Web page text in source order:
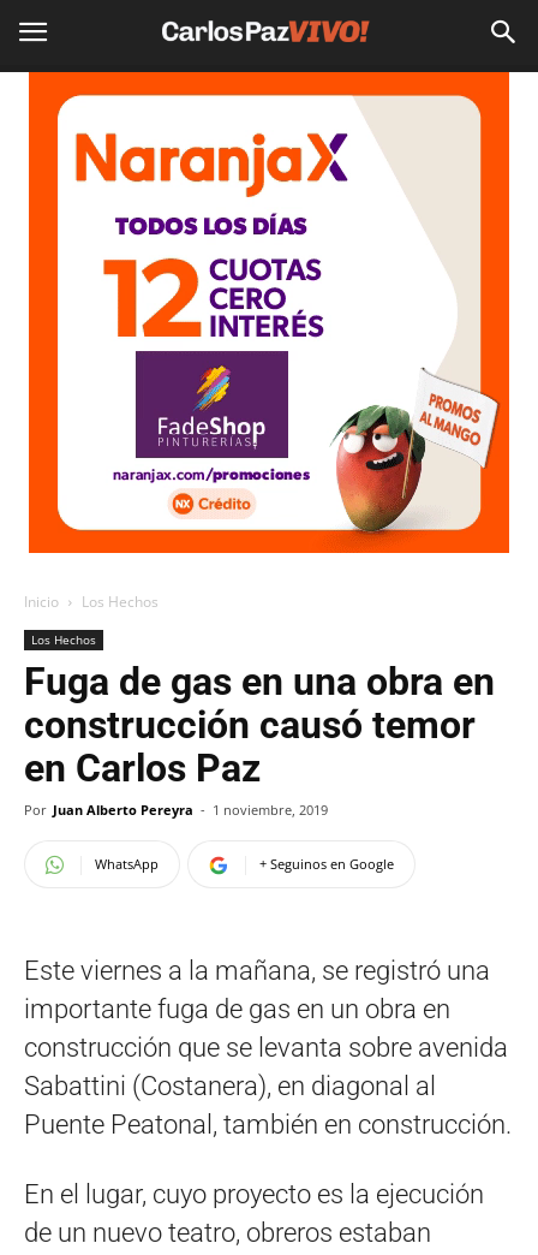
Inicio Los Hechos
Los Hechos
Fuga de gas en una obra en
construcción causó temor
en Carlos Paz
Por Juan Alberto Pereyra - 1 noviembre, 2019
WhatsApp + Seguinos en Google
Este viernes a la mañana, se registró una
importante fuga de gas en un obra en
construcción que se levanta sobre avenida
Sabattini (Costanera), en diagonal al
Puente Peatonal, también en construcción.
En el lugar, cuyo proyecto es la ejecución
de un nuevo teatro, obreros estaban